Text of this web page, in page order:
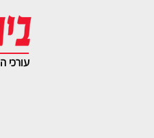
עורכי